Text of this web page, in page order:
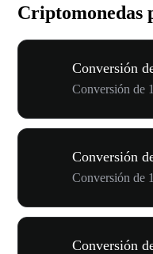
Criptomonedas
Conversión
Conversión de
Conversión
Conversión de
Conversión